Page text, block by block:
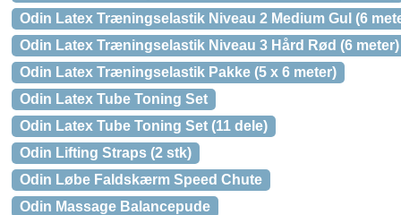
Odin Latex Træningselastik Niveau 2 Medium Gul (6
Odin Latex Træningselastik Niveau 3 Hård Rød (6 meter)
Odin Latex Træningselastik Pakke (5 x 6 meter)
Odin Latex Tube Toning Set
Odin Latex Tube Toning Set (11 dele)
Odin Lifting Straps (2 stk)
Odin Løbe Faldskærm Speed Chute
Odin Massage Balancepude